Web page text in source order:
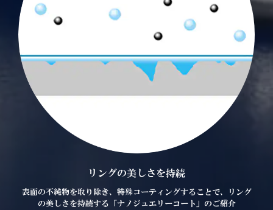
リングの美しさを持続
表面の不純物を取り除き、特殊コーティングすることで、リング
の美しさを持続する「ナノジュエリーコート」のご紹介